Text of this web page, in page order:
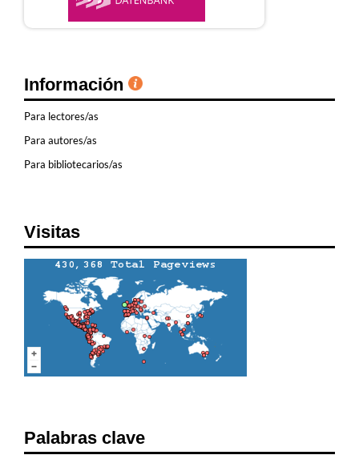
Información
Para lectores/as
Para autores/as
Para bibliotecarios/as
Visitas
Palabras clave